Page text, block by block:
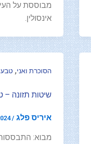
מבוססת על
אינסולין.
הסוכרת ואני,
שיטות תזונה –
איריס פלג/
מבוא: התבססות